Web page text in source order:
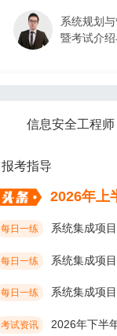
系统规划
暨考试介
系统规划
信息安全工程师
报考指导
每日一练 系统集成项
每日一练 系统集成项
每日一练 系统集成项
考试资讯